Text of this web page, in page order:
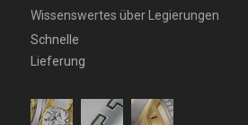
Wissenswertes über Legierungen
Schnelle
Lieferung